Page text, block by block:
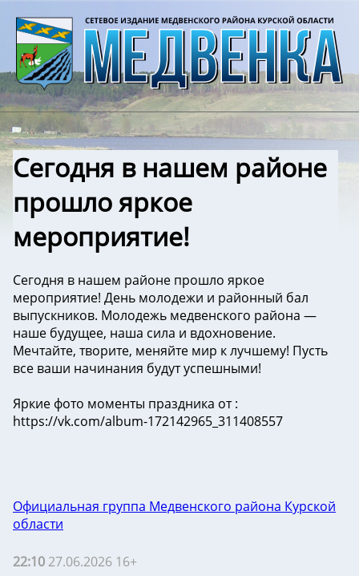
Сегодня в нашем районе
прошло яркое
мероприятие!
Сегодня в нашем районе прошло яркое
мероприятие! День молодежи и районный бал
выпускников. Молодежь медвенского района —
наше будущее, наша сила и вдохновение.
Мечтайте, творите, меняйте мир к лучшему! Пусть
все ваши начинания будут успешными!
Яркие фото моменты праздника от :
https://vk.com/album-172142965_311408557
Официальная группа Медвенского района Курской
области
22:10 27.06.2026 16+